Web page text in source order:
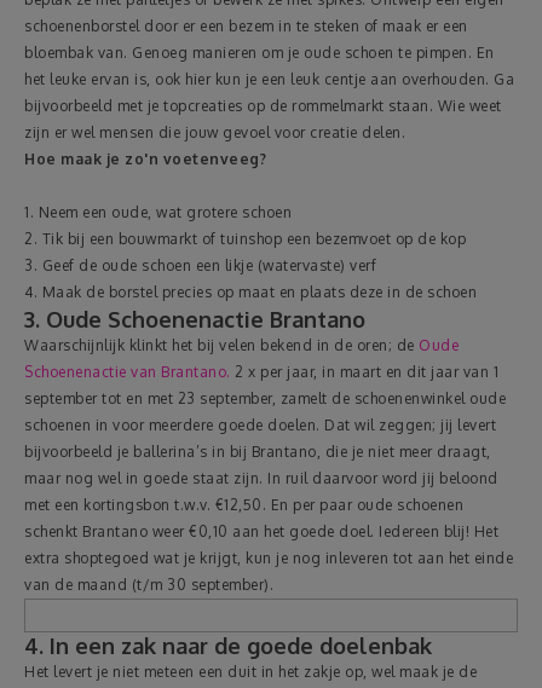
schoenenborstel door er een bezem in te steken of maak er een
bloembak van. Genoeg manieren om je oude schoen te pimpen. En
het leuke ervan is, ook hier kun je een leuk centje aan overhouden. Ga
bijvoorbeeld met je topcreaties op de rommelmarkt staan. Wie weet
zijn er wel mensen die jouw gevoel voor creatie delen.
Hoe maak je zo'n voetenveeg?
1. Neem een oude, wat grotere schoen
2. Tik bij een bouwmarkt of tuinshop een bezemvoet op de kop
3. Geef de oude schoen een likje (watervaste) verf
4. Maak de borstel precies op maat en plaats deze in de schoen
3. Oude Schoenenactie Brantano
Waarschijnlijk klinkt het bij velen bekend in de oren; de Oude
Schoenenactie van Brantano. 2 x per jaar, in maart en dit jaar van 1
september tot en met 23 september, zamelt de schoenenwinkel oude
schoenen in voor meerdere goede doelen. Dat wil zeggen; jij levert
bijvoorbeeld je ballerina’s in bij Brantano, die je niet meer draagt,
maar nog wel in goede staat zijn. In ruil daarvoor word jij beloond
met een kortingsbon t.w.v. €12,50. En per paar oude schoenen
schenkt Brantano weer €0,10 aan het goede doel. Iedereen blij! Het
extra shoptegoed wat je krijgt, kun je nog inleveren tot aan het einde
van de maand (t/m 30 september).
4. In een zak naar de goede doelenbak
Het levert je niet meteen een duit in het zakje op, wel maak je de